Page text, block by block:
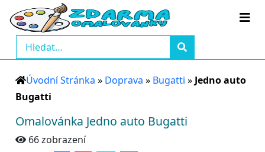
Úvodní Stránka » Doprava » Bugatti » Jedno auto
Bugatti
Omalovánka Jedno auto Bugatti
66 zobrazení